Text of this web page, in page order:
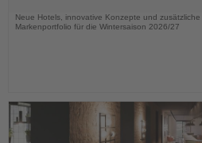
Neue Hotels, innovative Konzepte und
Markenportfolio für die Wintersaison 2026/27